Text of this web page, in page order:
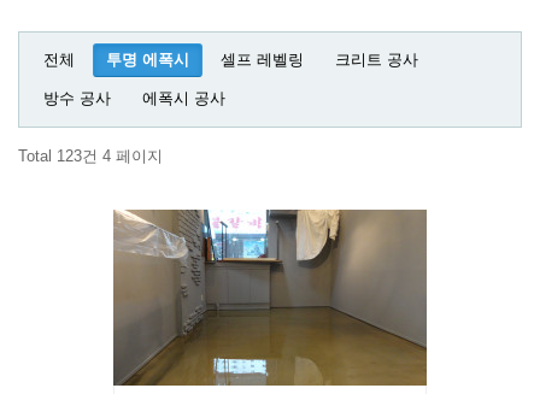
전체 투명 에폭시 셀프 레벨링 크리트 공사
방수 공사 에폭시 공사
Total 123건 4 페이지